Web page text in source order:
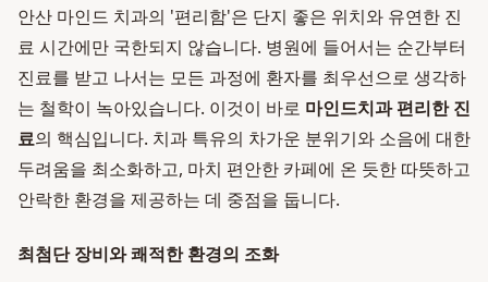
안산 마인드 치과의 '편리함'은 단지 좋은 위치와 유연한 진
료 시간에만 국한되지 않습니다. 병원에 들어서는 순간부터
진료를 받고 나서는 모든 과정에 환자를 최우선으로 생각하
는 철학이 녹아있습니다. 이것이 바로 마인드치과 편리한 진
료의 핵심입니다. 치과 특유의 차가운 분위기와 소음에 대한
두려움을 최소화하고, 마치 편안한 카페에 온 듯한 따뜻하고
안락한 환경을 제공하는 데 중점을 둡니다.
최첨단 장비와 쾌적한 환경의 조화